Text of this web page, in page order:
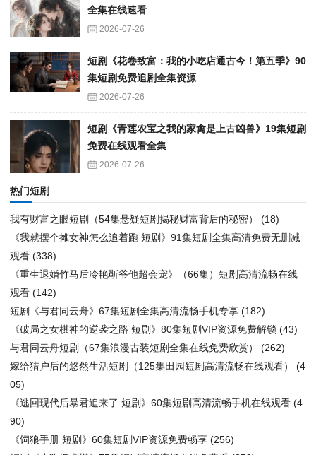
全集在线速看
2026-07-26
短剧《花卷致富：我的小吃店通古今！第五季》90
集短剧免费追剧全集资源
2026-07-26
短剧《青莲农宝之我的家禽是上古凶兽》19集短剧
免费在线观看全集
2026-07-26
热门短剧
我有财富之眼短剧（54集悬疑短剧揭秘财富背后的秘密）
(18)
《我就摆个摊女神怎么追着跑 短剧》91集短剧全集高清免费无删减
观看 (338)
《重生退婚竹马后冷艳靳爷他超会宠》（66集）短剧高清流畅在线
观看 (142)
短剧《与君同云舟》67集短剧全集高清流畅手机专享 (182)
《破局之女棋神的逆袭之路 短剧》80集短剧VIP资源免费解锁 (43)
与君同云舟短剧（67集浪漫古装短剧全集在线免费欣赏）
(262)
嫁给猎户后的悠然生活短剧（125集田园短剧高清流畅在线观看）
(4
05)
《逃回现代后暴君追来了 短剧》60集短剧高清流畅手机在线观看 (4
90)
《饲狼手册 短剧》60集短剧VIP资源免费畅享 (256)